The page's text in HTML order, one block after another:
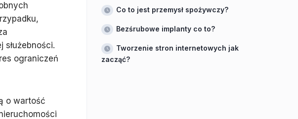
ograniczeń
o wartość
Co to jest przemysł spożywczy?
Bezśrubowe implanty co to?
Tworzenie stron internetowych jak
zacząć?